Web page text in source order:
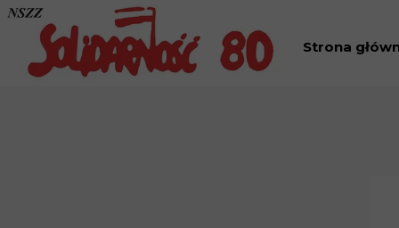
Strona